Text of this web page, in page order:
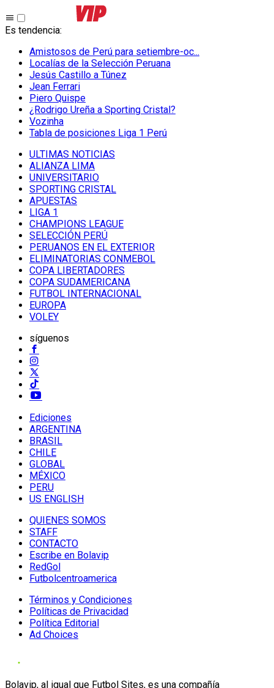
Es tendencia:
Amistosos de Perú para setiembre-oc...
Localías de la Selección Peruana
Jesús Castillo a Túnez
Jean Ferrari
Piero Quispe
¿Rodrigo Ureña a Sporting Cristal?
Vozinha
Tabla de posiciones Liga 1 Perú
ULTIMAS NOTICIAS
ALIANZA LIMA
UNIVERSITARIO
SPORTING CRISTAL
APUESTAS
LIGA 1
CHAMPIONS LEAGUE
SELECCIÓN PERÚ
PERUANOS EN EL EXTERIOR
ELIMINATORIAS CONMEBOL
COPA LIBERTADORES
COPA SUDAMERICANA
FUTBOL INTERNACIONAL
EUROPA
VOLEY
síguenos
Ediciones
ARGENTINA
BRASIL
CHILE
GLOBAL
MÉXICO
PERU
US ENGLISH
QUIENES SOMOS
STAFF
CONTACTO
Escribe en Bolavip
RedGol
Futbolcentroamerica
Términos y Condiciones
Políticas de Privacidad
Política Editorial
Ad Choices
Bolavip, al igual que Futbol Sites, es una compañía